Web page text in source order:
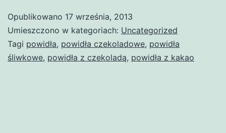
Opublikowano 17 września, 2013
Umieszczono w kategoriach: Uncategorized
Tagi powidła, powidła czekoladowe, powidła
śliwkowe, powidła z czekoladą, powidła z kakao